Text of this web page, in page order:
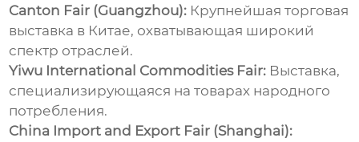
Canton Fair (Guangzhou): Крупнейшая торговая
выставка в Китае, охватывающая широкий
спектр отраслей.
Yiwu International Commodities Fair: Выставка,
специализирующаяся на товарах народного
потребления.
China Import and Export Fair (Shanghai):